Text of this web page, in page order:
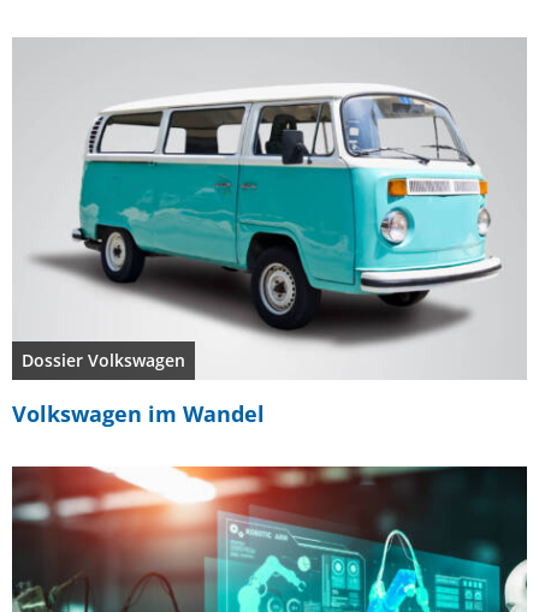
Dossier Volkswagen
Volkswagen im Wandel